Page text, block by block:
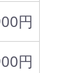
円
円